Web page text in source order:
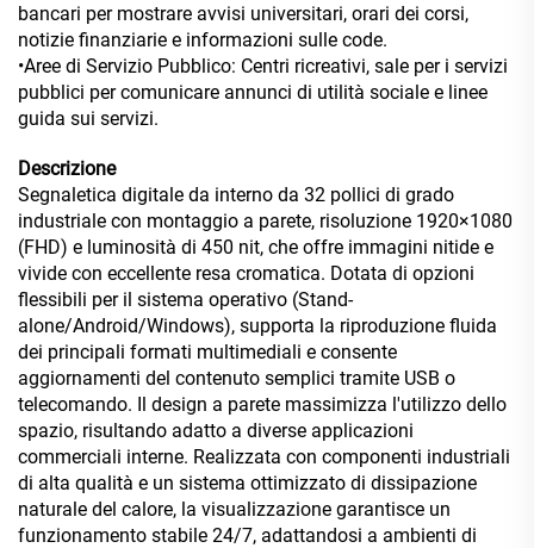
bancari per mostrare avvisi universitari, orari dei corsi,
notizie finanziarie e informazioni sulle code.
•Aree di Servizio Pubblico: Centri ricreativi, sale per i servizi
pubblici per comunicare annunci di utilità sociale e linee
guida sui servizi.
Descrizione
Segnaletica digitale da interno da 32 pollici di grado
industriale con montaggio a parete, risoluzione 1920×1080
(FHD) e luminosità di 450 nit, che offre immagini nitide e
vivide con eccellente resa cromatica. Dotata di opzioni
flessibili per il sistema operativo (Stand-
alone/Android/Windows), supporta la riproduzione fluida
dei principali formati multimediali e consente
aggiornamenti del contenuto semplici tramite USB o
telecomando. Il design a parete massimizza l'utilizzo dello
spazio, risultando adatto a diverse applicazioni
commerciali interne. Realizzata con componenti industriali
di alta qualità e un sistema ottimizzato di dissipazione
naturale del calore, la visualizzazione garantisce un
funzionamento stabile 24/7, adattandosi a ambienti di